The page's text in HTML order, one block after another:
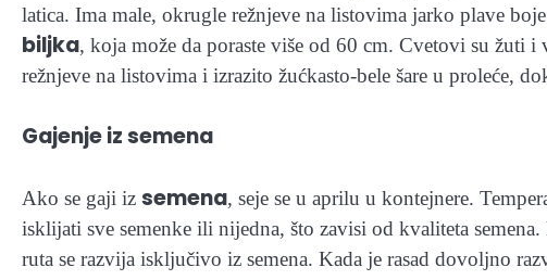
latica. Ima male, okrugle režnjeve na listovima jarko plave
biljka, koja može da poraste više od 60 cm. Cvetovi su žuti
režnjeve na listovima i izrazito žućkasto-bele šare u proleće,
Gajenje iz semena
Ako se gaji iz semena, seje se u aprilu u kontejnere.
isklijati sve semenke ili nijedna, što zavisi od kvaliteta
ruta se razvija isključivo iz semena. Kada je rasad dovoljno